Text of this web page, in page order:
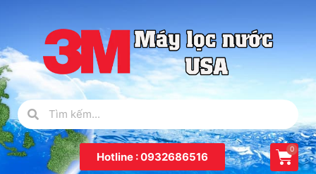
Hotline : 0932686516